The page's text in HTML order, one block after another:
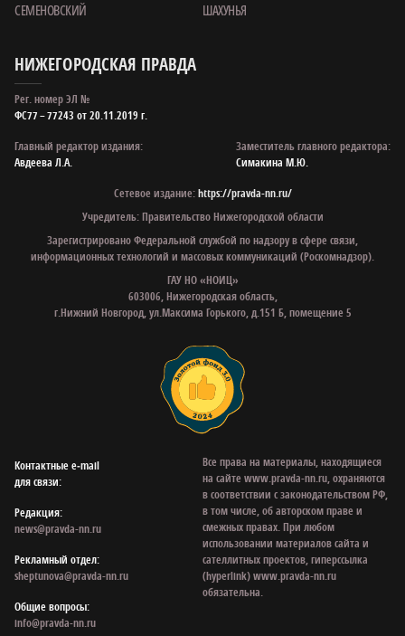
СЕМЕНОВСКИЙ
ШАХУНЬЯ
НИЖЕГОРОДСКАЯ ПРАВДА
Рег. номер ЭЛ №
ФС77 – 77243 от 20.11.2019 г.
Главный редактор издания:
Авдеева Л.А.
Заместитель главного редактора:
Симакина М.Ю.
Сетевое издание:https://pravda-nn.ru/
Учредитель: Правительство Нижегородской области
Зарегистрировано Федеральной службой по надзору в сфере связи,
информационных технологий и массовых коммуникаций (Роскомнадзор).
ГАУ НО «НОИЦ»
603006, Нижегородская область,
г.Нижний Новгород, ул.Максима Горького, д.151 Б, помещение 5
Контактные e‑mail
для связи:
Редакция:
news@pravda-nn.ru
Рекламный отдел:
sheptunova@pravda-nn.ru
Общие вопросы:
info@pravda-nn.ru
Все права на материалы, находящиеся
на сайте www.pravda-nn.ru, охраняются
в соответствии с законодательством РФ,
в том числе, об авторском праве и
смежных правах. При любом
использовании материалов сайта и
сателлитных проектов, гиперссылка
(hyperlink) www.pravda-nn.ru
обязательна.